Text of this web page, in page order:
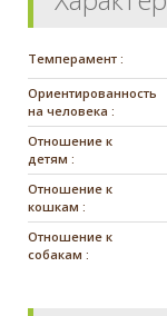
Темперамент :
Ориентированность
на человека :
Отношение к
детям :
Отношение к
кошкам :
Отношение к
собакам :